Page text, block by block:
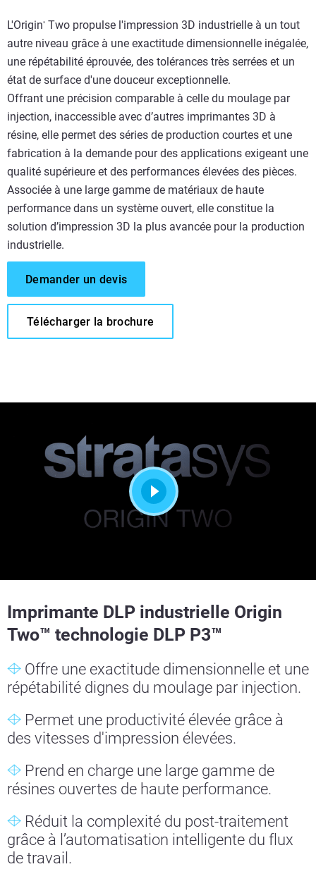
L'Origin ®
Two propulse l'impression 3D industrielle à un tout
autre niveau grâce à une exactitude dimensionnelle inégalée,
une répétabilité éprouvée, des tolérances très serrées et un
état de surface d'une douceur exceptionnelle.
Offrant une précision comparable à celle du moulage par
injection, inaccessible avec d’autres imprimantes 3D à
résine, elle permet des séries de production courtes et une
fabrication à la demande pour des applications exigeant une
qualité supérieure et des performances élevées des pièces.
Associée à une large gamme de matériaux de haute
performance dans un système ouvert, elle constitue la
solution d’impression 3D la plus avancée pour la production
industrielle.
Demander un devis
Télécharger la brochure
Imprimante DLP industrielle Origin
Two™ technologie DLP P3™
Offre une exactitude dimensionnelle et une
répétabilité dignes du moulage par injection.
Permet une productivité élevée grâce à
des vitesses d'impression élevées.
Prend en charge une large gamme de
résines ouvertes de haute performance.
Réduit la complexité du post-traitement
grâce à l’automatisation intelligente du flux
de travail.